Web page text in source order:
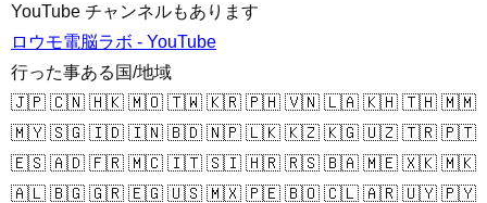
YouTube チャンネルもあります
ロウモ電脳ラボ - YouTube
行った事ある国/地域
🇯🇵 🇨🇳 🇭🇰 🇲🇴 🇹🇼 🇰🇷 🇵🇭 🇻🇳 🇱🇦 🇰🇭 🇹🇭 🇲🇲
🇲🇾 🇸🇬 🇮🇩 🇮🇳 🇧🇩 🇳🇵 🇱🇰 🇰🇿 🇰🇬 🇺🇿 🇹🇷 🇵🇹
🇪🇸 🇦🇩 🇫🇷 🇲🇨 🇮🇹 🇸🇮 🇭🇷 🇷🇸 🇧🇦 🇲🇪 🇽🇰 🇲🇰
🇦🇱 🇧🇬 🇬🇷 🇪🇬 🇺🇸 🇲🇽 🇵🇪 🇧🇴 🇨🇱 🇦🇷 🇺🇾 🇵🇾